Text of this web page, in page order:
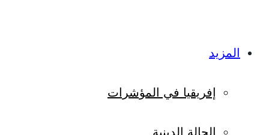
المزيد
إفريقيا في المؤشرات
الحالة الدينية